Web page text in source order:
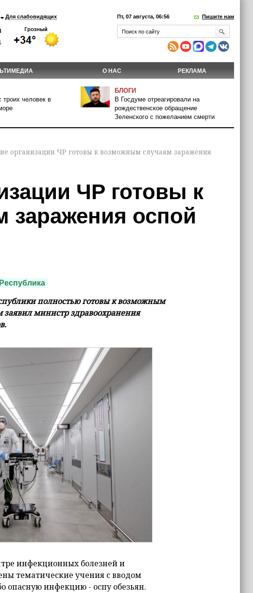
Для слабовидящих Пт, 07 августа, 06:56 Пишите нам
О НАС РЕКЛАМА
троих человек в
БЛОГИ
В Госдуме отреагировали на
рождественское обращение
Зеленского с пожеланием смерти
организации ЧР готовы к возможным случаям заражения
ЧР готовы к
оспой
полностью готовы к возможным
заявил министр здравоохранения
инфекционных болезней и
тематические учения с вводом
опасную инфекцию - оспу обезьян.